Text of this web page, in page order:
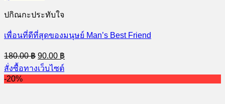
ปกิณกะประทับใจ
เพื่อนที่ดีที่สุดของมนุษย์ Man’s Best Friend
180.00฿ Original
price
was:
180.00 ฿.
90.00 ฿
price
90.00 ฿.
สั่งซื้อทางเว็บไซต์
-20%